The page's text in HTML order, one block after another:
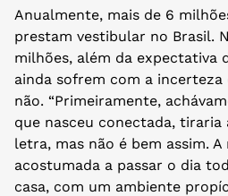
Anualmente, mais de 6
prestam vestibular no Brasil.
milhões, além da expectativa
ainda sofrem com a
não. “Primeiramente,
que nasceu conectada, tiraria
letra, mas não é bem assim.
acostumada a passar o dia
casa, com um ambiente